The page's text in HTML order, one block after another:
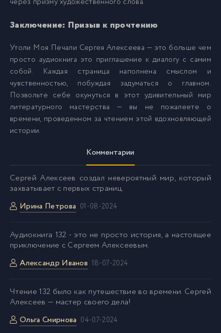
30 anekseev_utoli_pechali_029
anekseev_utoli_pechali_030
32 anekseev_utoli_pechali_031
35 anekseev_utoli_pechali_034
36 anekseev_utoli_pechali_035
37 anekseev_utoli_pechali_036
38 anekseev_utoli_pechali_037
39 anekseev_utoli_pechali_038
40 anekseev_utoli_pechali_039
Заключение: Призыв к прочтению
Утоли Моя Печали Сергея Алексеева — это больше чем
просто аудиокнига это приглашение к диалогу с самим
собой. Каждая страница наполнена смыслом и
чувственностью, побуждая задуматься о главном.
Позвольте себе окунуться в этот удивительный мир
литературного мастерства — вы не пожалеете о
времени, проведенном за чтением этой вдохновляющей
истории.
Комментарии
Сергей Алексеев создал невероятный мир, который
захватывает с первых страниц.
Ирина Петрова 01-08-2024
Аудиокнига 132 - это не просто история, а настоящее
приключение с Сергеем Алексеевым.
Александр Иванов 18-07-2024
Чтение 132 было как путешествие во времени. Сергей
Алексеев — мастер своего дела!
Ольга Смирнова 04-07-2024